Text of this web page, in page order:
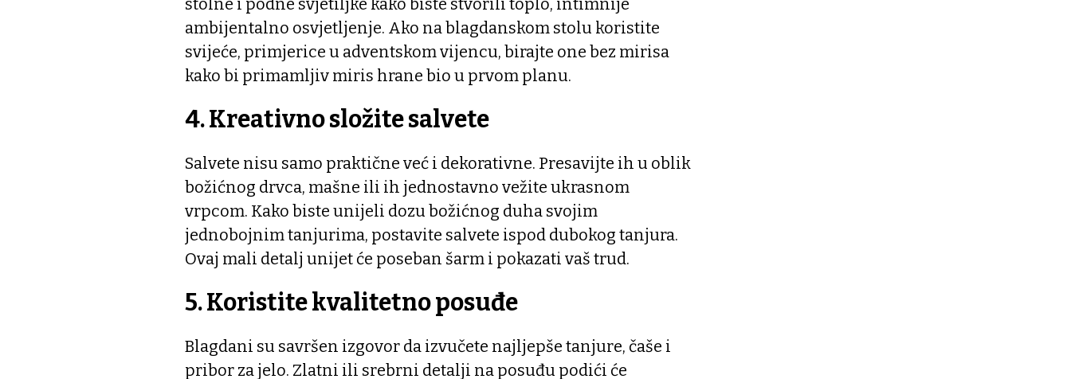
stolne i podne svjetiljke kako biste stvorili toplo, intimnije
ambijentalno osvjetljenje. Ako na blagdanskom stolu koristite
svijeće, primjerice u adventskom vijencu, birajte one bez mirisa
kako bi primamljiv miris hrane bio u prvom planu.
4. Kreativno složite salvete
Salvete nisu samo praktične već i dekorativne. Presavijte ih u oblik
božićnog drvca, mašne ili ih jednostavno vežite ukrasnom
vrpcom. Kako biste unijeli dozu božićnog duha svojim
jednobojnim tanjurima, postavite salvete ispod dubokog tanjura.
Ovaj mali detalj unijet će poseban šarm i pokazati vaš trud.
5. Koristite kvalitetno posuđe
Blagdani su savršen izgovor da izvučete najljepše tanjure, čaše i
pribor za jelo. Zlatni ili srebrni detalji na posuđu podići će